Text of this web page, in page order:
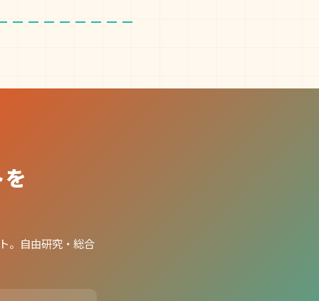
。自由研究・総合